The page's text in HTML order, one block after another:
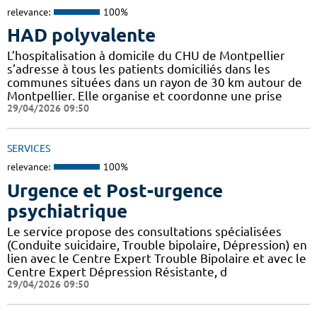
relevance: 100%
HAD polyvalente
L’hospitalisation à domicile du CHU de Montpellier
s’adresse à tous les patients domiciliés dans les
communes situées dans un rayon de 30 km autour de
Montpellier. Elle organise et coordonne une prise
29/04/2026 09:50
SERVICES
relevance: 100%
Urgence et Post-urgence
psychiatrique
Le service propose des consultations spécialisées
(Conduite suicidaire, Trouble bipolaire, Dépression) en
lien avec le Centre Expert Trouble Bipolaire et avec le
Centre Expert Dépression Résistante, d
29/04/2026 09:50